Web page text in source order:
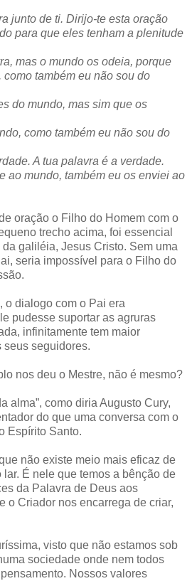
junto de ti. Dirijo-te esta oração
para que eles tenham a plenitude
mas o mundo os odeia, porque
também eu não sou do
do mundo, mas sim que os
como também eu não sou do
A tua palavra é a verdade.
ao mundo, também eu os enviei ao
oração o Filho do Homem com o
trecho acima, foi essencial
galiléia, Jesus Cristo. Sem uma
seria impossível para o Filho do
o dialogo com o Pai era
pudesse suportar as agruras
infinitamente tem maior
seus seguidores.
nos deu o Mestre, não é mesmo?
alma”, como diria Augusto Cury,
do que uma conversa com o
Espírito Santo.
não existe meio mais eficaz de
É nele que temos a bênção de
da Palavra de Deus aos
o Criador nos encarrega de criar,
visto que não estamos sob
sociedade onde nem todos
Nossos valores